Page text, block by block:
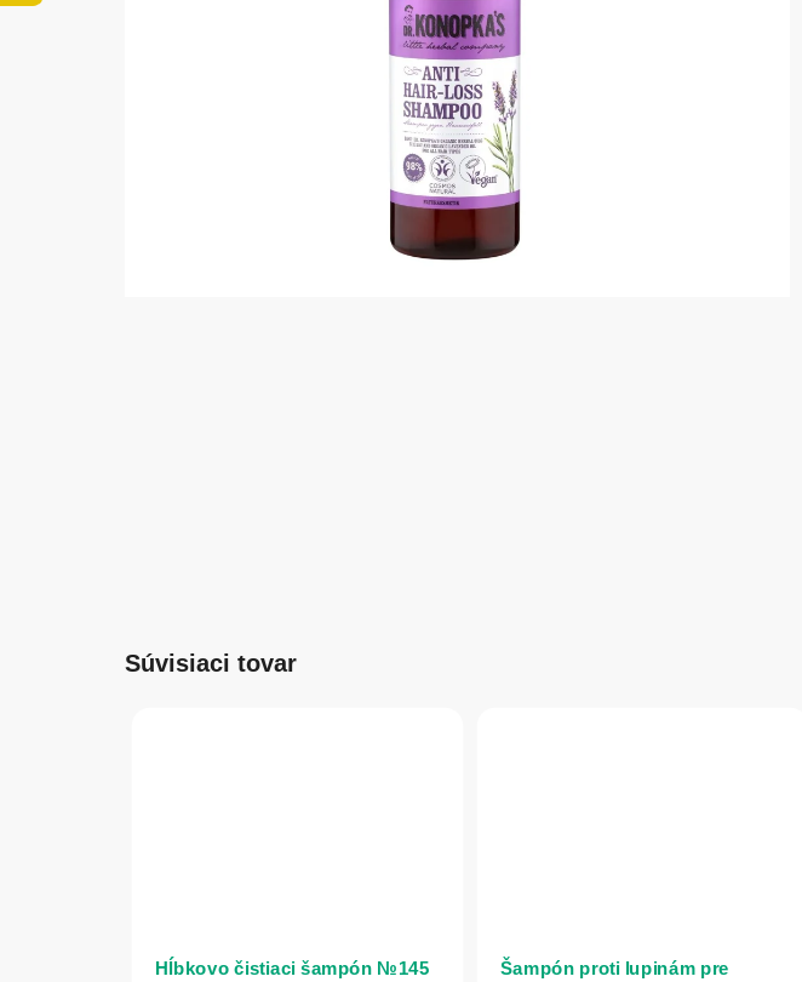
Súvisiaci tovar
Hĺbkovo čistiaci šampón №145
Šampón proti lupinám pre